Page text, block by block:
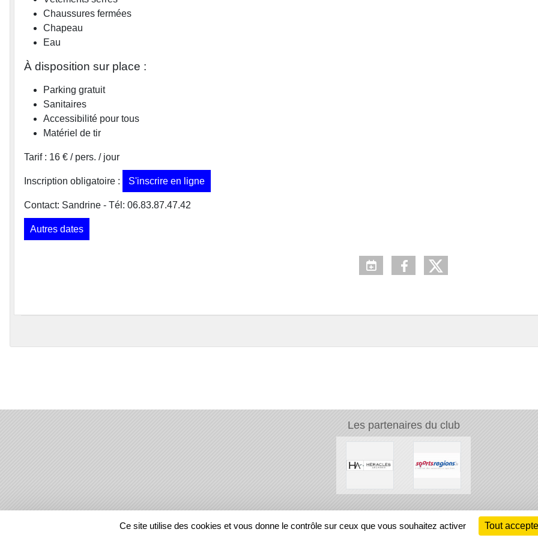
Chaussures fermées
Chapeau
Eau
À disposition sur place :
Parking gratuit
Sanitaires
Accessibilité pour tous
Matériel de tir
Tarif : 16 € / pers. / jour
Inscription obligatoire : S'inscrire en ligne
Contact: Sandrine - Tél: 06.83.87.47.42
Autres dates
Les partenaires du club
REGIONS
Ce site utilise des cookies et vous donne le contrôle sur ceux que vous souhaitez activer Tout